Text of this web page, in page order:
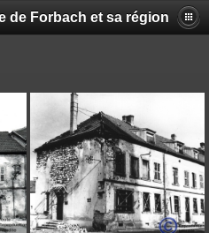
de Forbach et sa région